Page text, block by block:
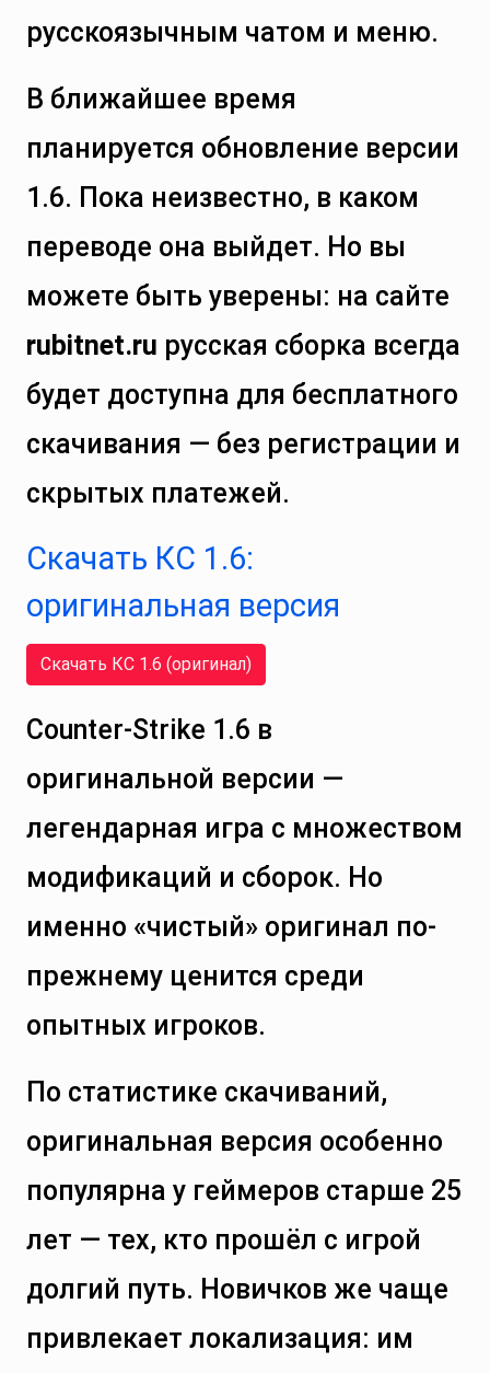
русскоязычным чатом и меню.
В ближайшее время
планируется обновление версии
1.6. Пока неизвестно, в каком
переводе она выйдет. Но вы
можете быть уверены: на сайте
rubitnet.ru русская сборка всегда
будет доступна для бесплатного
скачивания — без регистрации и
скрытых платежей.
Скачать КС 1.6:
оригинальная версия
Скачать КС 1.6 (оригинал)
Counter-Strike 1.6 в
оригинальной версии —
легендарная игра с множеством
модификаций и сборок. Но
именно «чистый» оригинал по-
прежнему ценится среди
опытных игроков.
По статистике скачиваний,
оригинальная версия особенно
популярна у геймеров старше 25
лет — тех, кто прошёл с игрой
долгий путь. Новичков же чаще
привлекает локализация: им